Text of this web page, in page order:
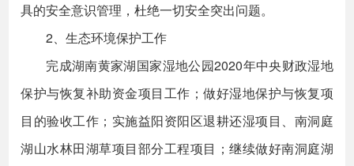
具的安全意识管理，杜绝一切安全突出问题。
2、生态环境保护工作
完成湖南黄家湖国家湿地公园2020年中央财政湿地
保护与恢复补助资金项目工作；做好湿地保护与恢复项
目的验收工作；实施益阳资阳区退耕还湿项目、南洞庭
湖山水林田湖草项目部分工程项目；继续做好南洞庭湖